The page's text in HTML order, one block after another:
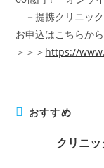
－提携クリニック
お申込はこちらから
＞＞＞ https://
おすすめ
クリニ